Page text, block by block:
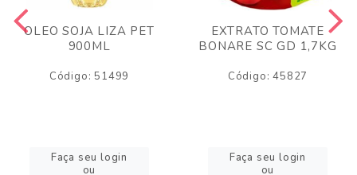
OLEO SOJA LIZA PET
900ML
Código: 51499
Faça seu login
ou
EXTRATO TOMATE
BONARE SC GD 1,7KG
Código: 45827
Faça seu login
ou